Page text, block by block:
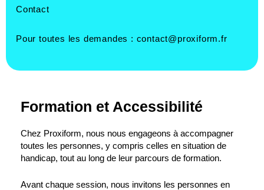
Contact
Pour toutes les demandes : contact@proxiform.fr
Formation et Accessibilité
Chez Proxiform, nous nous engageons à accompagner
toutes les personnes, y compris celles en situation de
handicap, tout au long de leur parcours de formation.
Avant chaque session, nous invitons les personnes en